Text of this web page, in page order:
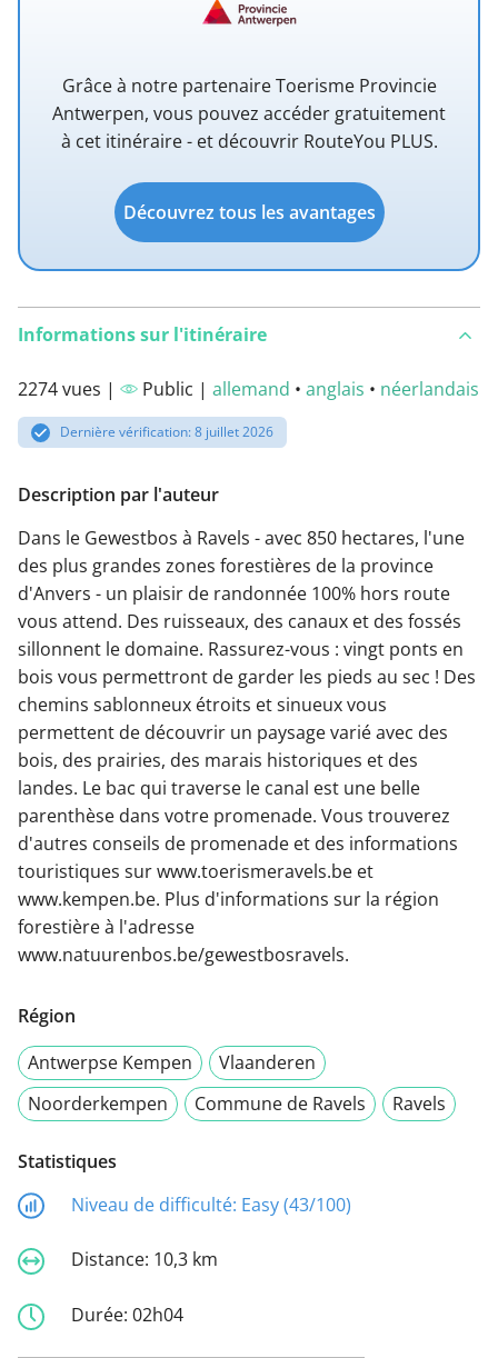
Grâce à notre partenaire Toerisme Provincie
Antwerpen, vous pouvez accéder gratuitement
à cet itinéraire - et découvrir RouteYou PLUS.
Découvrez tous les avantages
Informations sur l'itinéraire
2274 vues | Public | allemand • anglais • néerlandais
Dernière vérification: 8 juillet 2026
Description par l'auteur
Dans le Gewestbos à Ravels - avec 850 hectares, l'une
des plus grandes zones forestières de la province
d'Anvers - un plaisir de randonnée 100% hors route
vous attend. Des ruisseaux, des canaux et des fossés
sillonnent le domaine. Rassurez-vous : vingt ponts en
bois vous permettront de garder les pieds au sec ! Des
chemins sablonneux étroits et sinueux vous
permettent de découvrir un paysage varié avec des
bois, des prairies, des marais historiques et des
landes. Le bac qui traverse le canal est une belle
parenthèse dans votre promenade. Vous trouverez
d'autres conseils de promenade et des informations
touristiques sur www.toerismeravels.be et
www.kempen.be. Plus d'informations sur la région
forestière à l'adresse
www.natuurenbos.be/gewestbosravels.
Région
Antwerpse Kempen
Vlaanderen
Noorderkempen
Commune de Ravels Ravels
Statistiques
Niveau de difficulté: Easy (43/100)
Distance: 10,3 km
Durée: 02h04